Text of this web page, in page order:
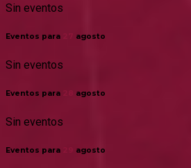
Sin eventos
Eventos para agosto
Sin eventos
Eventos para agosto
Sin eventos
Eventos para agosto